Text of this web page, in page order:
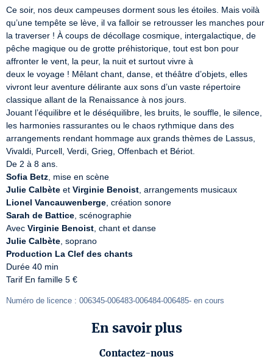
Ce soir, nos deux campeuses dorment sous les étoiles. Mais voilà
qu’une tempête se lève, il va falloir se retrousser les manches pour
la traverser ! À coups de décollage cosmique, intergalactique, de
pêche magique ou de grotte préhistorique, tout est bon pour
affronter le vent, la peur, la nuit et surtout vivre à
deux le voyage ! Mêlant chant, danse, et théâtre d’objets, elles
vivront leur aventure délirante aux sons d’un vaste répertoire
classique allant de la Renaissance à nos jours.
Jouant l’équilibre et le déséquilibre, les bruits, le souffle, le silence,
les harmonies rassurantes ou le chaos rythmique dans des
arrangements rendant hommage aux grands thèmes de Lassus,
Vivaldi, Purcell, Verdi, Grieg, Offenbach et Bériot.
Sofia Betz
Julie Calbète et Virginie Benoist
Lionel Vancauwenberge
Sarah de Battice , scénographie
Avec Virginie Benoist
Julie Calbète
Production La Clef des chants
Durée 40 min
Tarif En famille 5 €
Numéro de licence : 006345-006483-006484-006485- en cours
En savoir plus
Contactez-nous